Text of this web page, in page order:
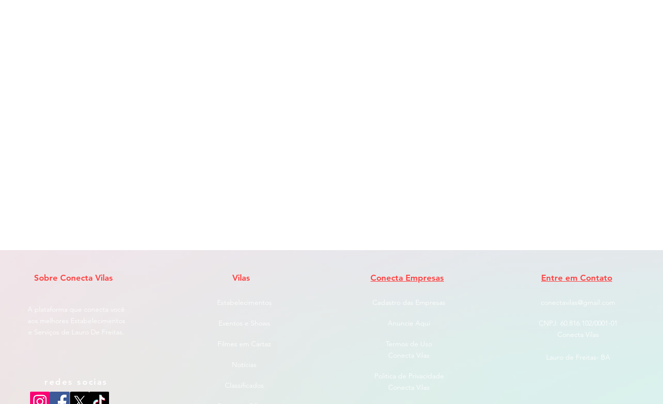
Sobre Conecta Vilas
A plataforma que conecta você
aos melhores Estabelecimentos
e Serviços de Lauro De Freitas.
redes socias
Vilas
Estabelecimentos
Filmes em Cartaz
Notícias
Classificados
Conecta Empresas
Cadastro das Empresas
Anuncie Aqui
Termos de Uso
Conecta Vilas
Politica de Privacidade
Conecta Vilas
Entre em Contato
conectavilas@gmail.com
CNPJ: ​60.816.102/0001-01
Conecta Vilas
Lauro de Freitas- BA